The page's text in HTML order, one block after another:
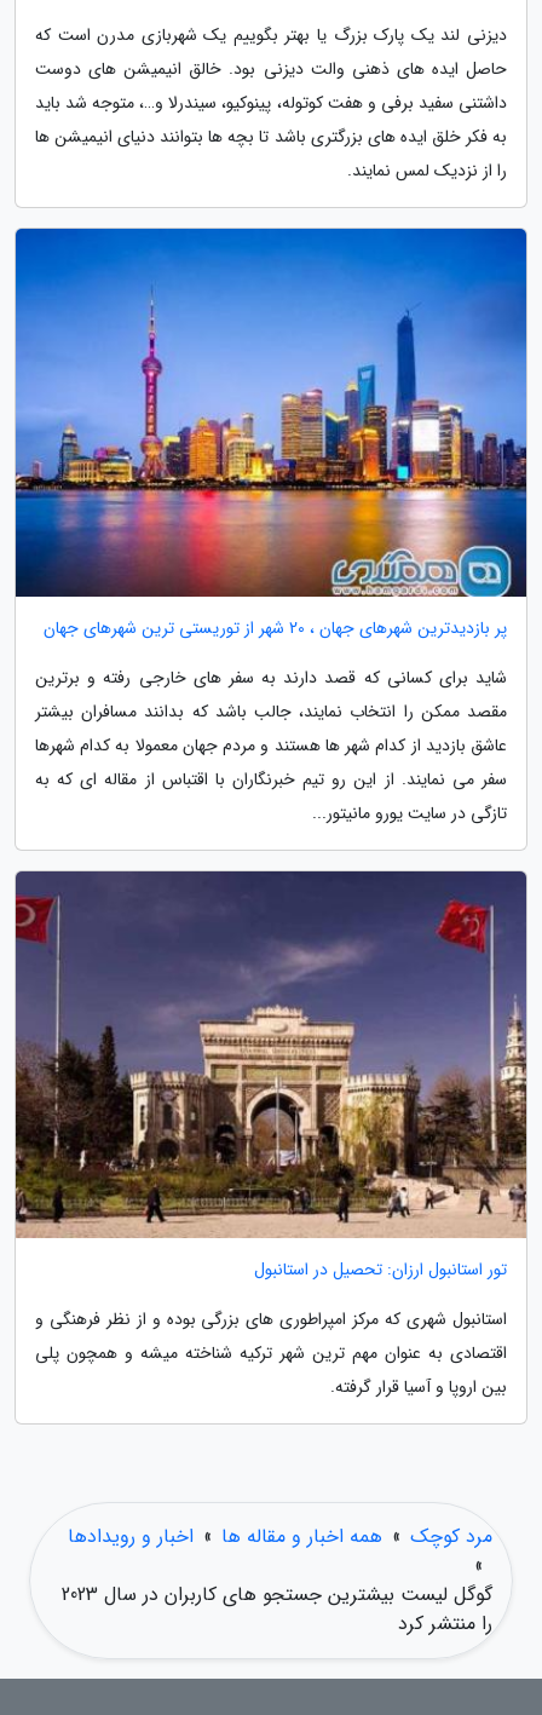
دیزنی لند یک پارک بزرگ یا بهتر بگوییم یک شهربازی مدرن است که
حاصل ایده های ذهنی والت دیزنی بود. خالق انیمیشن های دوست
داشتنی سفید برفی و هفت کوتوله، پینوکیو، سیندرلا و…، متوجه شد باید
به فکر خلق ایده های بزرگتری باشد تا بچه ها بتوانند دنیای انیمیشن ها
را از نزدیک لمس نمایند.
پر بازدیدترین شهرهای جهان ، 20 شهر از توریستی ترین شهرهای جهان
شاید برای کسانی که قصد دارند به سفر های خارجی رفته و برترین
مقصد ممکن را انتخاب نمایند، جالب باشد که بدانند مسافران بیشتر
عاشق بازدید از کدام شهر ها هستند و مردم جهان معمولا به کدام شهرها
سفر می نمایند. از این رو تیم خبرنگاران با اقتباس از مقاله ای که به
تازگی در سایت یورو مانیتور...
تور استانبول ارزان: تحصیل در استانبول
استانبول شهری که مرکز امپراطوری های بزرگی بوده و از نظر فرهنگی و
اقتصادی به عنوان مهم ترین شهر ترکیه شناخته میشه و همچون پلی
بین اروپا و آسیا قرار گرفته.
مرد کوچک » همه اخبار و مقاله ها » اخبار و رویدادها
»
گوگل لیست بیشترین جستجو های کاربران در سال 2023
را منتشر کرد